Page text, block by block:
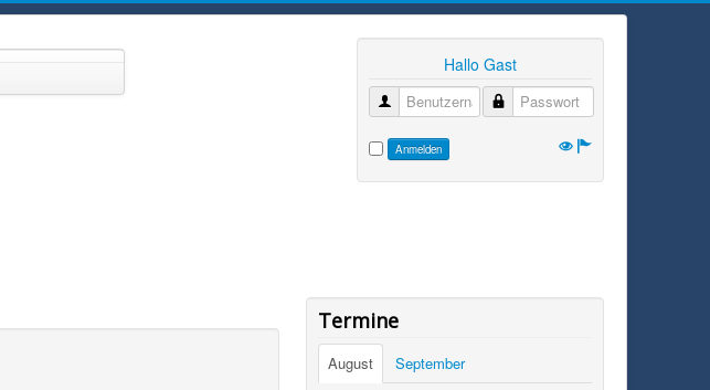
Hallo Gast
Benutzername
Passwort
Anmelden
Termine
August
September